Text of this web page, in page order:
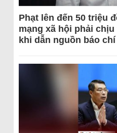
Phạt lên đến 50 triệu
mạng xã hội phải
khi dẫn nguồn báo chí